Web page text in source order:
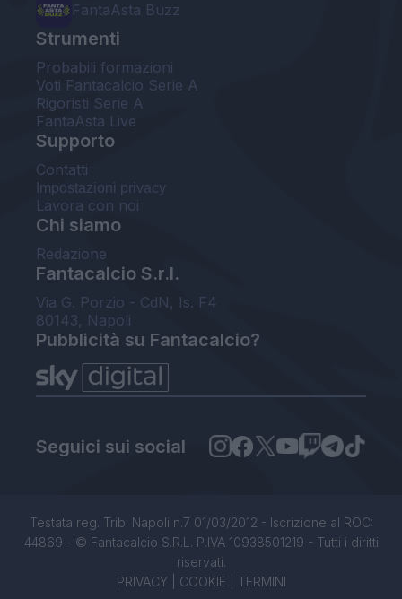
FantaAsta Buzz
Strumenti
Probabili formazioni
Voti Fantacalcio Serie A
Rigoristi Serie A
FantaAsta Live
Supporto
Contatti
Impostazioni privacy
Lavora con noi
Chi siamo
Redazione
Fantacalcio S.r.l.
Via G. Porzio - CdN, Is. F4
80143, Napoli
Pubblicità su Fantacalcio?
Seguici sui social
Testata reg. Trib. Napoli n.7 01/03/2012 - Iscrizione al ROC:
44869 - © Fantacalcio S.R.L. P.IVA 10938501219 - Tutti i diritti
riservati.
PRIVACY| COOKIE TERMINI